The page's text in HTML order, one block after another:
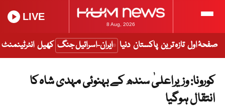
8 Aug, 2026
LIVE
صفحۂ اول تازہ ترین پاکستان دنیا ایران-اسرائیل جنگ کھیل انٹرٹینمنٹ
کورونا: وزیراعلیٰ سندھ کے بہنوئی مہدی شاہ کا
انتقال ہوگیا